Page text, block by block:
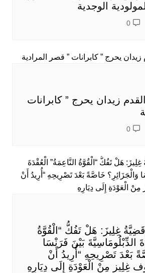
الوجدية
0
زيدان يحرج ” كابرانات
0
غِلِيزَ: هَلْ تَفُكُّ “الْقُوَّةُ
الدِّبْلُومَاسِيَّةَ بَيْنَ فَرَنْسَا
بَعْدَ تَصْرِيحِهِ “أُرِيدُ أَنْ
غِلِيز مِنْ الْعَوْدَةِ إِلَى دِيَارِهِ